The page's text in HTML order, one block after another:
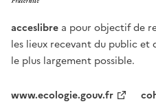
acceslibre a pour objectif de
les lieux recevant du public
le plus largement possible.
www.ecologie.gouv.fr